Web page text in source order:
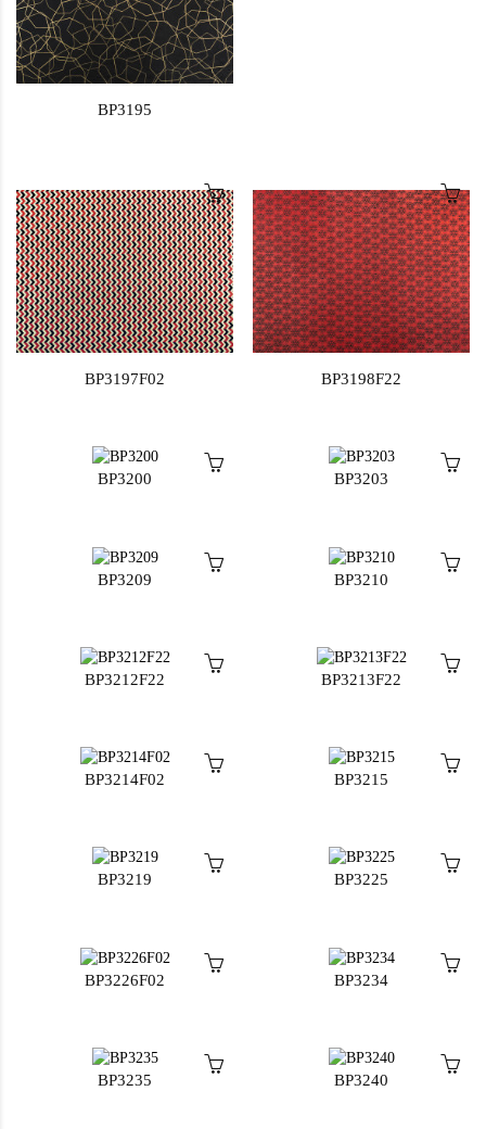
BP3195
BP3197F02 BP3198F22
BP3200 BP3203
BP3209 BP3210
BP3212F22 BP3213F22
BP3214F02 BP3215
BP3219 BP3225
BP3226F02 BP3234
BP3235 BP3240